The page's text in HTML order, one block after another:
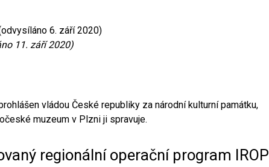
6. září 2020)
11. září 2020)
vládou České republiky za národní kulturní památku,
muzeum v Plzni ji spravuje.
regionální operační program IROP